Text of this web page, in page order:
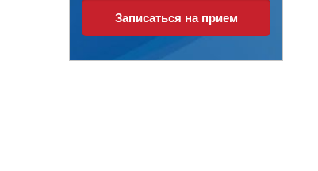
Записаться на прием